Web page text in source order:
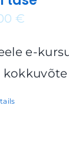
€
e-
kokkuvõte